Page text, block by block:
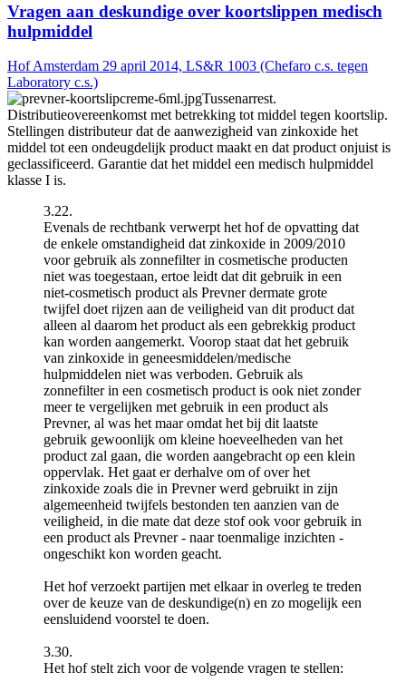
Vragen aan deskundige over koortslippen medisch
hulpmiddel
Hof Amsterdam 29 april 2014, LS&R 1003 (Chefaro c.s. tegen
Laboratory c.s.)
Tussenarrest.
Distributieovereenkomst met betrekking tot middel tegen koortslip.
Stellingen distributeur dat de aanwezigheid van zinkoxide het
middel tot een ondeugdelijk product maakt en dat product onjuist is
geclassificeerd. Garantie dat het middel een medisch hulpmiddel
klasse I is.
3.22.
Evenals de rechtbank verwerpt het hof de opvatting dat
de enkele omstandigheid dat zinkoxide in 2009/2010
voor gebruik als zonnefilter in cosmetische producten
niet was toegestaan, ertoe leidt dat dit gebruik in een
niet-cosmetisch product als Prevner dermate grote
twijfel doet rijzen aan de veiligheid van dit product dat
alleen al daarom het product als een gebrekkig product
kan worden aangemerkt. Voorop staat dat het gebruik
van zinkoxide in geneesmiddelen/medische
hulpmiddelen niet was verboden. Gebruik als
zonnefilter in een cosmetisch product is ook niet zonder
meer te vergelijken met gebruik in een product als
Prevner, al was het maar omdat het bij dit laatste
gebruik gewoonlijk om kleine hoeveelheden van het
product zal gaan, die worden aangebracht op een klein
oppervlak. Het gaat er derhalve om of over het
zinkoxide zoals die in Prevner werd gebruikt in zijn
algemeenheid twijfels bestonden ten aanzien van de
veiligheid, in die mate dat deze stof ook voor gebruik in
een product als Prevner - naar toenmalige inzichten -
ongeschikt kon worden geacht.
Het hof verzoekt partijen met elkaar in overleg te treden
over de keuze van de deskundige(n) en zo mogelijk een
eensluidend voorstel te doen.
3.30.
Het hof stelt zich voor de volgende vragen te stellen: